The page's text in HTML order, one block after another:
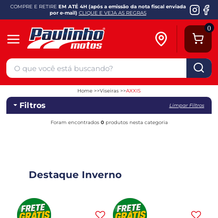
COMPRE E RETIRE EM ATÉ 4H (após a emissão da nota fiscal enviada
por e-mail) CLIQUE E VEJA AS REGRAS
0
Home Viseiras AXXIS
Filtros Limpar Filtros
Foram encontrados 0produtos nesta categoria
Destaque Inverno